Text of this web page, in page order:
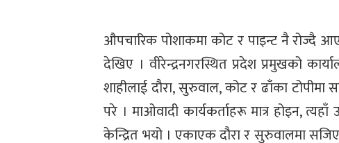
औपचारिक पोशाकमा कोट र पाइन्ट नै रोज्दै
देखिए । वीरेन्द्रनगरस्थित प्रदेश प्रमुखको
शाहीलाई दौरा, सुरुवाल, कोट र ढाँका
परे । माओवादी कार्यकर्ताहरू मात्र होइन,
केन्द्रित भयो । एकाएक दौरा र सुरुवालमा